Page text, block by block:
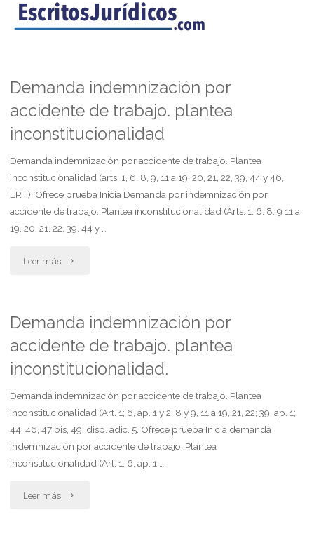
Demanda indemnización por
accidente de trabajo. plantea
inconstitucionalidad
Demanda indemnización por accidente de trabajo. Plantea
inconstitucionalidad (arts. 1, 6, 8, 9, 11 a 19, 20, 21, 22, 39, 44 y 46,
LRT). Ofrece prueba Inicia Demanda por indemnización por
accidente de trabajo. Plantea inconstitucionalidad (Arts. 1, 6, 8, 9 11 a
19, 20, 21, 22, 39, 44 y …
Leer más "Demanda
por
accidente
de
trabajo.
plantea
Demanda indemnización por
accidente de trabajo. plantea
inconstitucionalidad.
Demanda indemnización por accidente de trabajo. Plantea
inconstitucionalidad (Art. 1; 6, ap. 1 y 2; 8 y 9, 11 a 19, 21, 22; 39, ap. 1;
44, 46, 47 bis, 49, disp. adic. 5. Ofrece prueba Inicia demanda
indemnización por accidente de trabajo. Plantea
inconstitucionalidad (Art. 1; 6, ap. 1 …
Leer más "Demanda